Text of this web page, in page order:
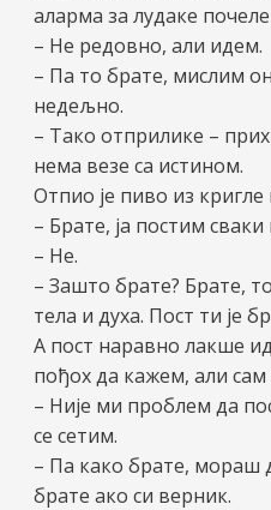
аларма за лудаке
– Не редовно, али идем.
– Па то брате, мислим
недељно.
– Тако отприлике –
нема везе са истином.
Отпио је пиво из
– Брате, ја постим сваки
– Не.
– Зашто брате? Брате,
тела и духа. Пост ти је
А пост наравно лакше
пођох да кажем, али сам
– Није ми проблем да
се сетим.
– Па како брате, мораш
брате ако си верник.